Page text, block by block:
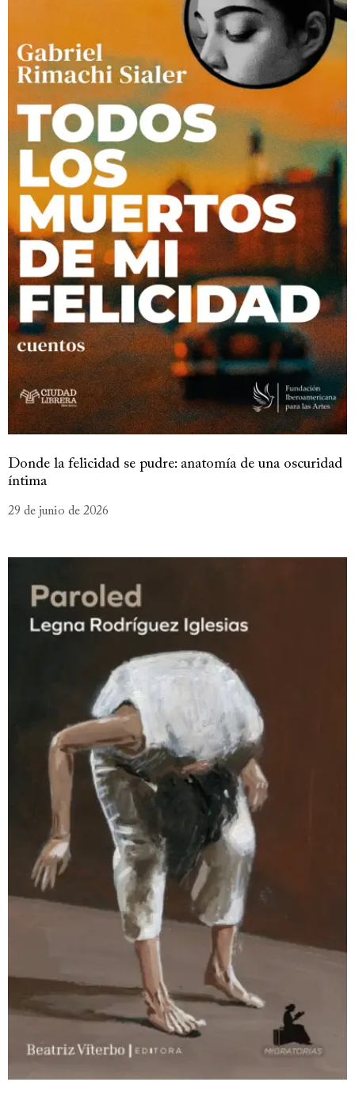
Donde la felicidad se pudre: anatomía de una oscuridad
íntima
29 de junio de 2026